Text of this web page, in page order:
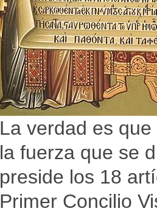
La verdad es
la fuerza que se
preside los 18
Primer Concilio